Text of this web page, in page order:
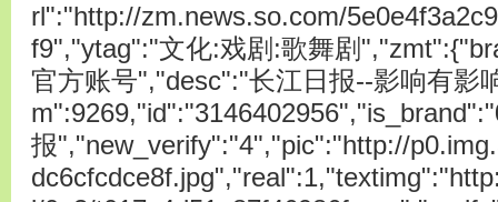
rl":"http://zm.news.so.com/
f9","ytag":"文化:戏剧:歌舞剧
官方账号","desc":"长江日报--影响有影
报","new_verify":"4","pic":"http://